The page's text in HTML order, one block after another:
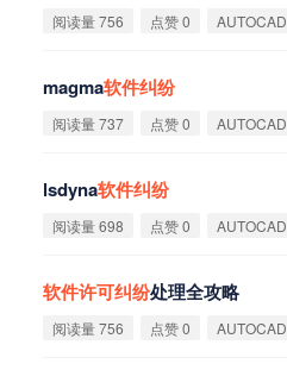
阅读量 756 点赞 0 AUTOCAD
magma软件纠纷
阅读量 737 点赞 0 AUTOCAD
lsdyna软件纠纷
阅读量 698 点赞 0 AUTOCAD
软件许可纠纷处理全攻略
阅读量 756 点赞 0 AUTOCAD